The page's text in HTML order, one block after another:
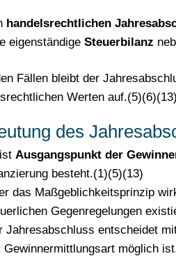
handelsrechtlichen
eigenständige Steuerbilanz
Fällen bleibt der
Werten
des
Ausgangspunkt der
besteht.(1)(5)(13)
das Maßgeblichkeitsprinzip
Gegenregelungen
Jahresabschluss entscheidet
Gewinnermittlungsart möglich